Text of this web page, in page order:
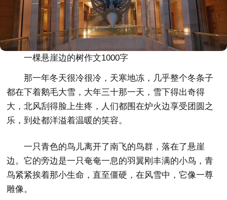
一棵悬崖边的树作文1000字
那一年冬天很冷很冷，天寒地冻，几乎整个冬条子
都在下着鹅毛大雪，大年三十那一天，雪下得出奇得
大，北风刮得脸上生疼，人们都围在炉火边享受团圆之
乐，到处都洋溢着温暖的笑容。
一只青色的鸟儿离开了南飞的鸟群，落在了悬崖
边。它的旁边是一只奄奄一息的羽翼刚丰满的小鸟，青
鸟紧紧挨着那小生命，直至僵硬，在风雪中，它像一尊
雕像。